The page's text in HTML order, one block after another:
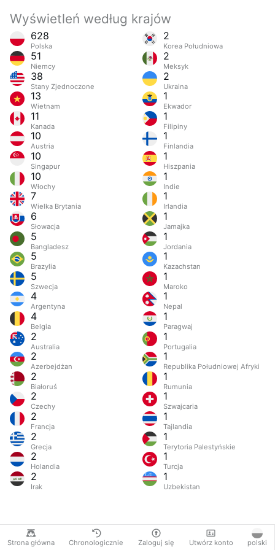
Strona główna Chronologicznie Zaloguj się Utwórz konto polski
Wyświetleń według krajów
628
Polska
51
Niemcy
38
Stany Zjednoczone
13
Wietnam
11
Kanada
10
Austria
10
Singapur
10
Włochy
7
Wielka Brytania
6
Słowacja
5
Bangladesz
5
Brazylia
5
Szwecja
4
Argentyna
4
Belgia
2
Australia
2
Azerbejdżan
2
Białoruś
2
Czechy
2
Francja
2
Grecja
2
Holandia
2
Irak
2
Korea Południowa
2
Meksyk
2
Ukraina
1
Ekwador
1
Filipiny
1
Finlandia
1
Hiszpania
1
Indie
1
Irlandia
1
Jamajka
1
Jordania
1
Kazachstan
1
Maroko
1
Nepal
1
Paragwaj
1
Portugalia
1
Republika Południowej Afryki
1
Rumunia
1
Szwajcaria
1
Tajlandia
1
Terytoria Palestyńskie
1
Turcja
1
Uzbekistan